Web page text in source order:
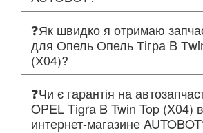
❓Як швидко я отримаю
для Опель Опель Тігра B
(Х04)?
❓Чи є гарантія на
OPEL Tigra B Twin Top (X04) в
интернет-магазине